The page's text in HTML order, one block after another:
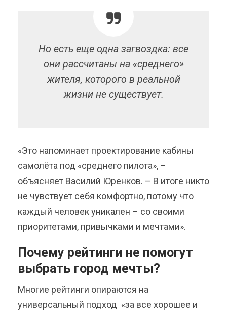
Но есть еще одна загвоздка: все
они рассчитаны на «среднего»
жителя, которого в реальной
жизни не существует.
«Это напоминает проектирование кабины
самолёта под «среднего пилота», –
объясняет Василий Юренков. – В итоге никто
не чувствует себя комфортно, потому что
каждый человек уникален – со своими
приоритетами, привычками и мечтами».
Почему рейтинги не помогут
выбрать город мечты?
Многие рейтинги опираются на
универсальный подход «за все хорошее и